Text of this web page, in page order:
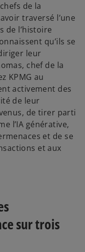
de la
traversé l’une
de l’histoire
qu’ils se
leur
chef de la
KPMG au
activement des
de leur
de tirer parti
l’IA générative,
et de se
et aux
sur trois